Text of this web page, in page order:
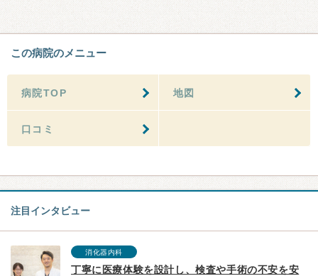
この病院のメニュー
病院TOP 地図
口コミ
注目インタビュー
消化器内科
丁寧に医療体験を設計し、検査や手術の不安を安